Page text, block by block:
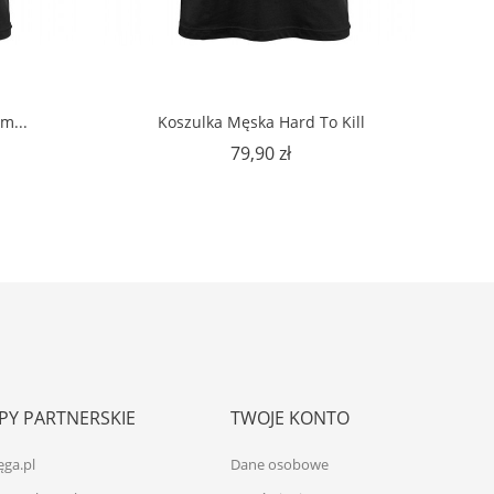
Koszulka Męska Hard To Kill
79,90 złCena
PARTNERSKIE TWOJE KONTO
Dane osobowe